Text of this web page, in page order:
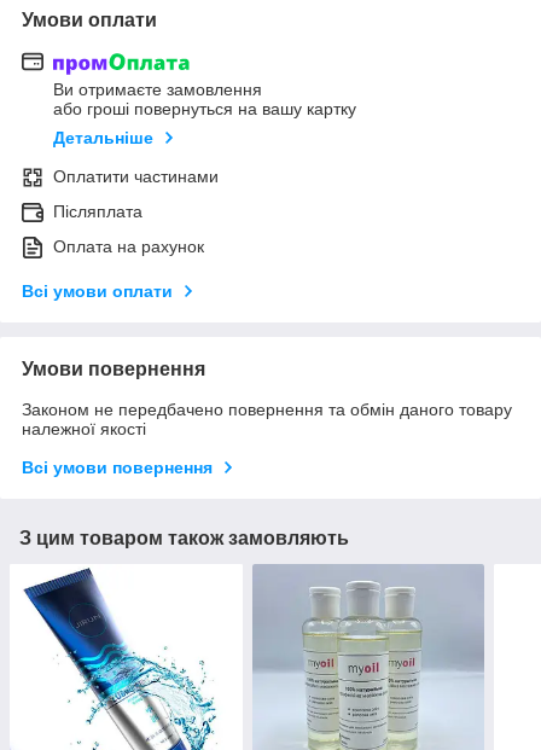
Умови оплати
Ви отримаєте замовлення
або гроші повернуться на вашу картку
Детальніше
Оплатити частинами
Післяплата
Оплата на рахунок
Всі умови оплати
Умови повернення
Законом не передбачено повернення та обмін даного товару
належної якості
Всі умови повернення
З цим товаром також замовляють